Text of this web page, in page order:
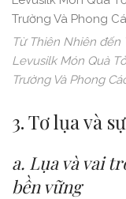
Từ Thiên Nhiên đến
Levusilk Món Quà
Trường Và Phong
3. Tơ lụa và
a. Lụa và vai
bền vững